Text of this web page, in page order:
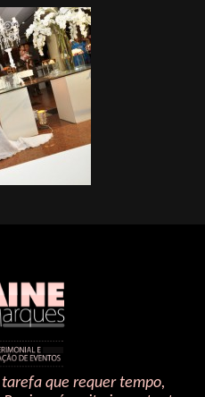
que requer tempo,